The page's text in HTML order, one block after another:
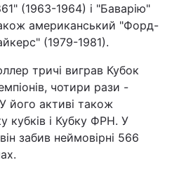
(1963-1964) і "Баварію"
американський "Форд-
(1979-1981).
тричі виграв Кубок
чотири рази -
його активі також
кубків і Кубку ФРН. У
забив неймовірні 566